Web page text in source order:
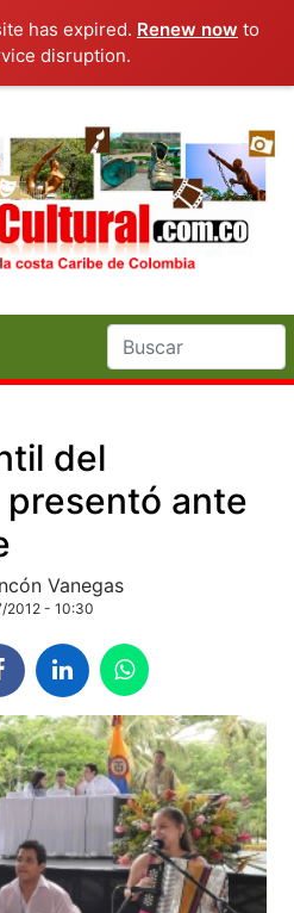
has expired. Renew now to
disruption.
del
ante
Vanegas
2012 - 10:30